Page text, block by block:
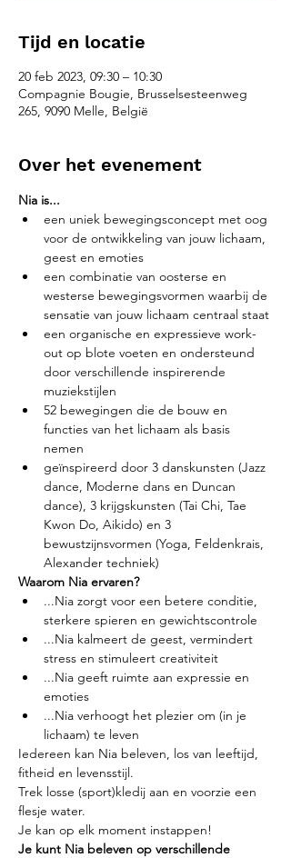
Tijd en locatie
20 feb 2023, 09:30 – 10:30
Compagnie Bougie, Brusselsesteenweg
265, 9090 Melle, België
Over het evenement
Nia is...
een uniek bewegingsconcept met oog
voor de ontwikkeling van jouw lichaam,
geest en emoties
een combinatie van oosterse en
westerse bewegingsvormen waarbij de
sensatie van jouw lichaam centraal staat
een organische en expressieve work-
out op blote voeten en ondersteund
door verschillende inspirerende
muziekstijlen
52 bewegingen die de bouw en
functies van het lichaam als basis
nemen
geïnspireerd door 3 danskunsten (Jazz
dance, Moderne dans en Duncan
dance), 3 krijgskunsten (Tai Chi, Tae
Kwon Do, Aikido) en 3
bewustzijnsvormen (Yoga, Feldenkrais,
Alexander techniek)
Waarom Nia ervaren?
...Nia zorgt voor een betere conditie,
sterkere spieren en gewichtscontrole
...Nia kalmeert de geest, vermindert
stress en stimuleert creativiteit
...Nia geeft ruimte aan expressie en
emoties
...Nia verhoogt het plezier om (in je
lichaam) te leven
Iedereen kan Nia beleven, los van leeftijd,
fitheid en levensstijl.
Trek losse (sport)kledij aan en voorzie een
flesje water.
Je kan op elk moment instappen!
Je kunt Nia beleven op verschillende